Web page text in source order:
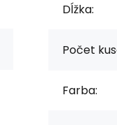
Dĺžka:
Počet
Farba: